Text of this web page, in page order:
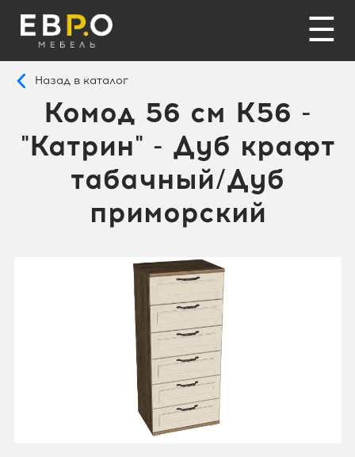
☰
Назад в каталог
Комод 56 см K56 -
"Катрин" - Дуб крафт
табачный/Дуб
приморский